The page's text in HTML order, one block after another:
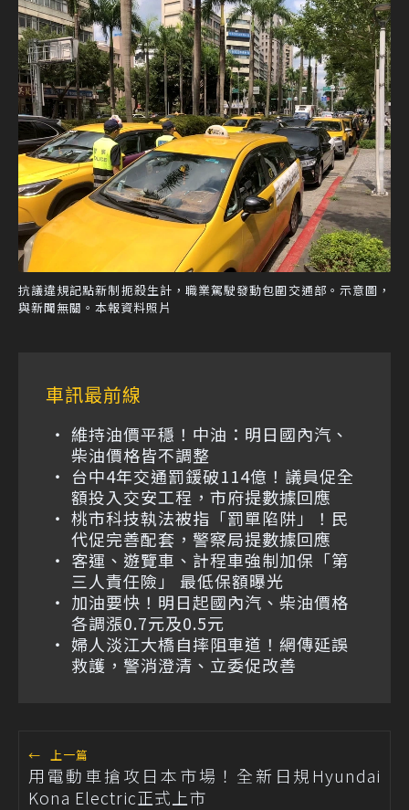
抗議違規記點新制扼殺生計，職業駕駛發動包圍交通部。示意圖，
與新聞無關。本報資料照片
車訊最前線
維持油價平穩！中油：明日國內汽、
柴油價格皆不調整
台中4年交通罰鍰破114億！議員促全
額投入交安工程，市府提數據回應
桃市科技執法被指「罰單陷阱」！民
代促完善配套，警察局提數據回應
客運、遊覽車、計程車強制加保「第
三人責任險」 最低保額曝光
加油要快！明日起國內汽、柴油價格
各調漲0.7元及0.5元
婦人淡江大橋自摔阻車道！網傳延誤
救護，警消澄清、立委促改善
← 上一篇
用電動車搶攻日本市場！全新日規Hyundai
Kona Electric正式上市